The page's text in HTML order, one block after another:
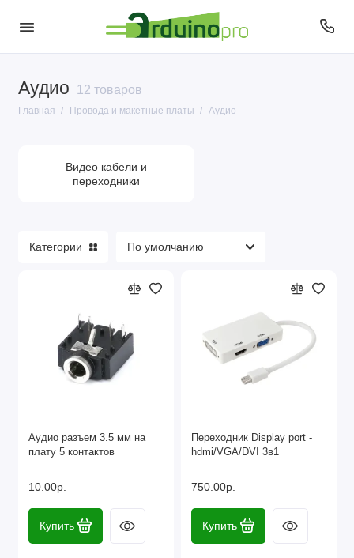
Аудио 12 товаров
Главная Провода и макетные платы Аудио
Аудио
Видео кабели и
переходники
Категории
Аудио разъем 3.5 мм на
плату 5 контактов
10.00р.
Купить
Переходник Display port -
hdmi/VGA/DVI 3в1
750.00р.
Купить